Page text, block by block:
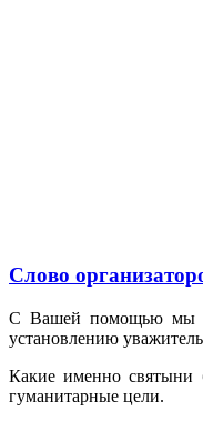
Слово
С Вашей помощью мы
установлению
Какие именно святыни
гуманитарные цели.